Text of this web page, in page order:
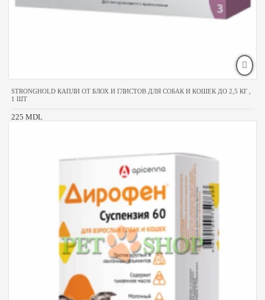
STRONGHOLD КАПЛИ ОТ БЛОХ И ГЛИСТОВ ДЛЯ СОБАК И КОШЕК ДО 2,5 КГ ,
1 ШТ
225 MDL